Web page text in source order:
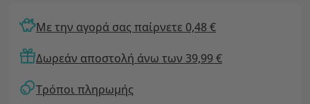
Με την αγορά σας παίρνετε 0,48 €
Δωρεάν αποστολή άνω των 39,99 €
Τρόποι πληρωμής